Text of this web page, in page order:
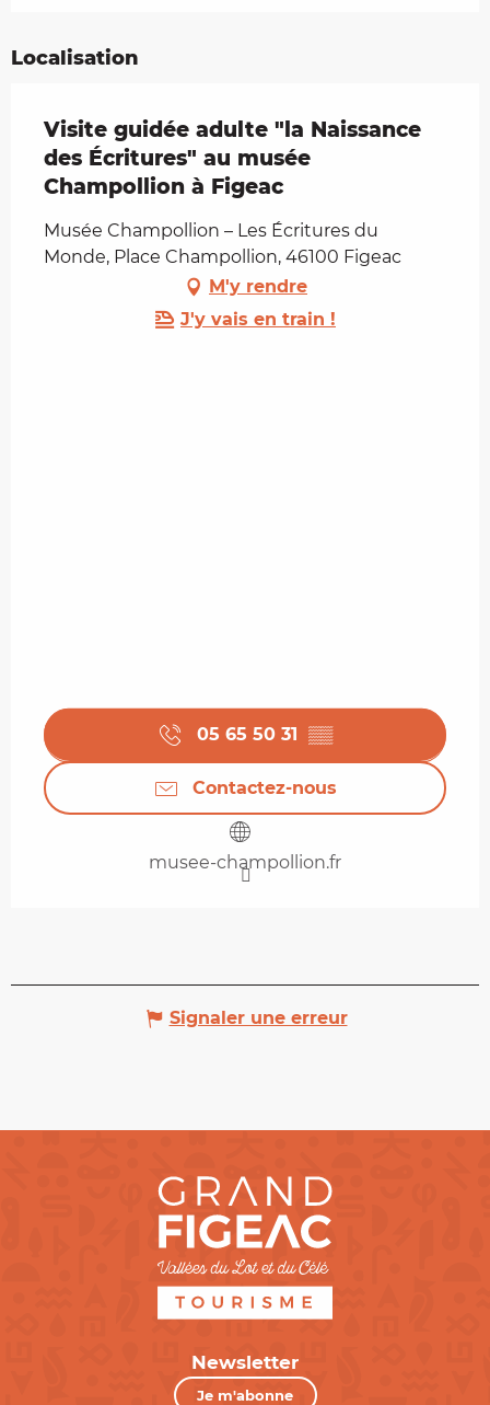
Localisation
Visite guidée adulte "la Naissance
des Écritures" au musée
Champollion à Figeac
Musée Champollion – Les Écritures du
Monde, Place Champollion, 46100 Figeac
M'y rendre
J'y vais en train !
05 65 50 31 ▒▒
Contactez-nous
musee-champollion.fr
Signaler une erreur
Newsletter
Je m'abonne